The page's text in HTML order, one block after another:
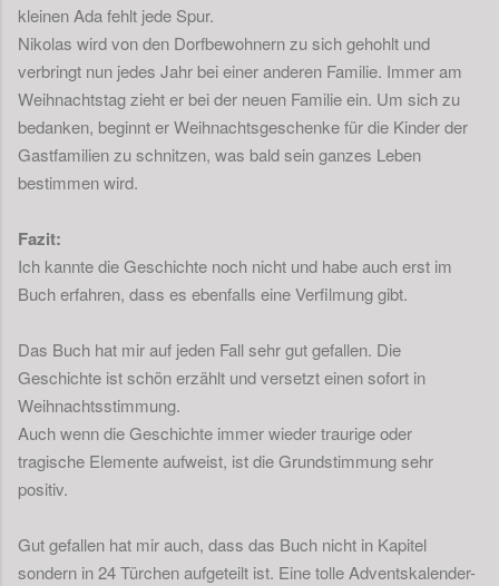
kleinen Ada fehlt jede Spur.
Nikolas wird von den Dorfbewohnern zu sich gehohlt und
verbringt nun jedes Jahr bei einer anderen Familie. Immer am
Weihnachtstag zieht er bei der neuen Familie ein. Um sich zu
bedanken, beginnt er Weihnachtsgeschenke für die Kinder der
Gastfamilien zu schnitzen, was bald sein ganzes Leben
bestimmen wird.
Fazit:
Ich kannte die Geschichte noch nicht und habe auch erst im
Buch erfahren, dass es ebenfalls eine Verfilmung gibt.
Das Buch hat mir auf jeden Fall sehr gut gefallen. Die
Geschichte ist schön erzählt und versetzt einen sofort in
Weihnachtsstimmung.
Auch wenn die Geschichte immer wieder traurige oder
tragische Elemente aufweist, ist die Grundstimmung sehr
positiv.
Gut gefallen hat mir auch, dass das Buch nicht in Kapitel
sondern in 24 Türchen aufgeteilt ist. Eine tolle Adventskalender-